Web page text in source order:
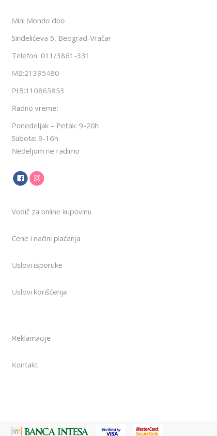
Mini Mondo doo
Sinđelićeva 5, Beograd-Vračar
Telefon: 011/3861-331
MB:21395480
PIB:110865853
Radno vreme:
Ponedeljak – Petak: 9-20h
Subota: 9-16h
Nedeljom ne radimo
Vodič za online kupovinu
Cene i načini plaćanja
Uslovi isporuke
Uslovi korišćenja
Reklamacije
Kontakt